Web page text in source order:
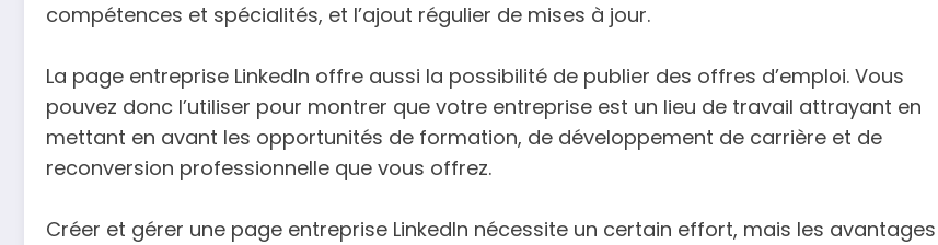
compétences et spécialités, et l’ajout régulier de mises à jour.
La page entreprise LinkedIn offre aussi la possibilité de publier des offres d’emploi. Vous
pouvez donc l’utiliser pour montrer que votre entreprise est un lieu de travail attrayant en
mettant en avant les opportunités de formation, de développement de carrière et de
reconversion professionnelle que vous offrez.
Créer et gérer une page entreprise LinkedIn nécessite un certain effort, mais les avantages